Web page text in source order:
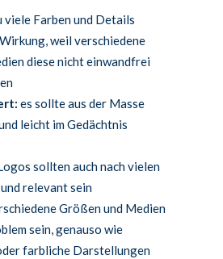
viele Farben und Details
weil verschiedene
diese nicht einwandfrei
es sollte aus der Masse
leicht im Gedächtnis
sollten auch nach vielen
relevant sein
Größen und Medien
sein, genauso wie
farbliche Darstellungen